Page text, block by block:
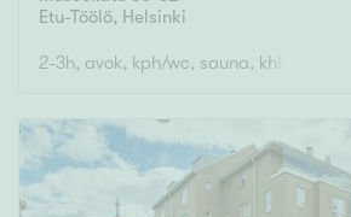
Etu-Töölö, Helsinki
2-3h, avok, kph/wc, sauna, khh/wc,